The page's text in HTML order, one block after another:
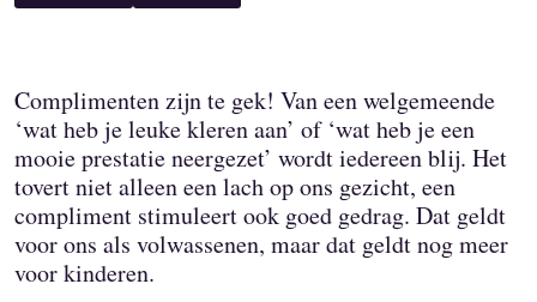
Complimenten zijn te gek! Van een welgemeende
‘wat heb je leuke kleren aan’ of ‘wat heb je een
mooie prestatie neergezet’ wordt iedereen blij. Het
tovert niet alleen een lach op ons gezicht, een
compliment stimuleert ook goed gedrag. Dat geldt
voor ons als volwassenen, maar dat geldt nog meer
voor kinderen.